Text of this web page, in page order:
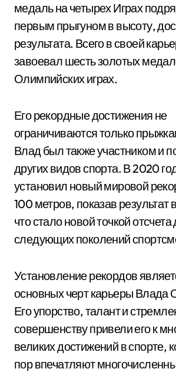
медаль на четырех Играх
первым прыгуном в высоту,
результата. Всего в своей
завоевал шесть золотых
Олимпийских играх.
Его рекордные достижения не
ограничиваются только
Влад был также участником и
других видов спорта. В 2020
установил новый мировой
100 метров, показав результат
что стало новой точкой отсчета
следующих поколений
Установление рекордов
основных черт карьеры Влада
Его упорство, талант и
совершенству привели его к
великих достижений в спорте,
пор впечатляют